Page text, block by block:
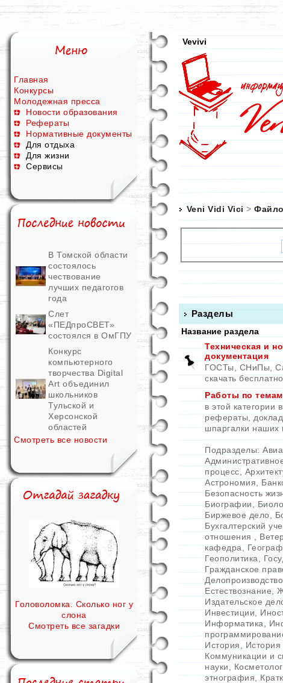
Главная
Конкурсы
Молодежная пресса
Новости образования
Рефераты
Нормативные документы
Для отдыха
Для жизни
Сервисы
В Томской области
состоялось
чествование
лучших педагогов
года
Слет
«ПЕДпроСВЕТ»
состоялся в ОмГПУ
Конкурс
компьютерного
творчества Digital
Art объединил
школьников
Тульской и
Херсонской
областей
Смотреть все новости
Головоломка. Сколько ног у
слона
Смотреть все загадки
Vevivi
Veni Vidi Vici >
Разделы
Название раздела
Техническая и
документация
ГОСТы, СНиПы,
скачать
Работы по темам
в этой категории
рефераты,
шпаргалки наших
Подразделы:
процесс
Астрономия
Безопасность
Биографии,
Биржевое дело
Бухгалтерский
отношения
кафедра
Геополитика
Гражданское
Делопроизводство
Естествознание
Издательское
Инвестиции,
Информатика,
История
История
Коммуникации и
науки
этнография